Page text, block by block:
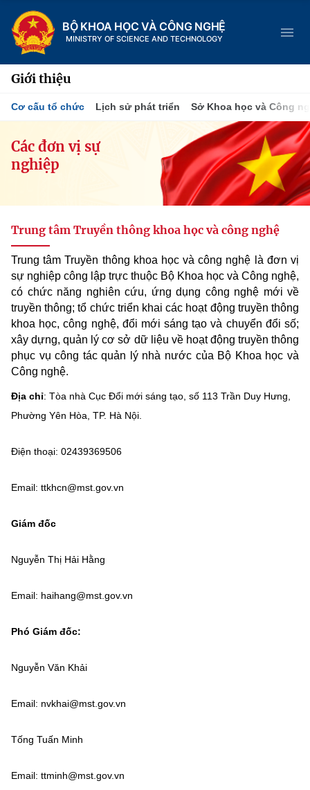
BỘ KHOA HỌC VÀ CÔNG NGHỆ
MINISTRY OF SCIENCE AND TECHNOLOGY
Trang chủ
Chức năng nhiệm vụ
Cơ cấu tổ chức
Lịch sử phát triển
Sở Khoa học và Công nghệ
Tin tức sự kiện
Khoa học và Công nghệ
Đổi mới sáng tạo
Chuyển đổi số
Bưu chính, Viễn thông
Sở hữu trí tuệ
Dịch vụ công
Hệ thống văn bản
Văn bản QPPL
Văn bản chỉ đạo điều hành
Lấy ý kiến người dân về dự thảo VBQPPL
MST IOFFICE
THỐNG KÊ
Khoa học và Công nghệ
Đổi mới sáng tạo
Chuyển đổi số
Bưu chính, Viễn thông
Sở hữu trí tuệ
Tiêu chuẩn, đo lường, chất lượng
Năng lượng nguyên tử
THƯ ĐIỆN TỬ
Khác
Voice
Nhiệm vụ trọng tâm
Chọn ngôn ngữ
MINISTRY OF SCIENCE AND TECHNOLOGY
Giới thiệu
Cơ cấu tổ chức Lịch sử phát triển Sở Khoa học và Công
Các đơn vị sự
nghiệp
Trung tâm Truyền thông khoa học và công nghệ
Trung tâm Truyền thông khoa học và công nghệ là đơn vị
sự nghiệp công lập trực thuộc Bộ Khoa học và Công nghệ,
có chức năng nghiên cứu, ứng dụng công nghệ mới về
truyền thông; tổ chức triển khai các hoạt động truyền thông
khoa học, công nghệ, đổi mới sáng tạo và chuyển đổi số;
xây dựng, quản lý cơ sở dữ liệu về hoạt động truyền thông
phục vụ công tác quản lý nhà nước của Bộ Khoa học và
Công nghệ.
Địa chỉ: Tòa nhà Cục Đổi mới sáng tạo, số 113 Trần Duy Hưng,
Phường Yên Hòa, TP. Hà Nội.
Điện thoại: 02439369506
Email: ttkhcn@mst.gov.vn
Giám đốc
Nguyễn Thị Hải Hằng
Email: haihang@mst.gov.vn
Phó Giám đốc:
Nguyễn Văn Khải
Email: nvkhai@mst.gov.vn
Tống Tuấn Minh
Email: ttminh@mst.gov.vn